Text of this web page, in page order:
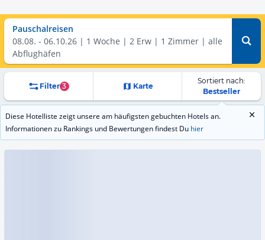
Pauschalreisen
08.08. - 06.10.26 1 Woche 2 Erw | 1 Zimmer
alle
Abflughäfen
Filter 3 Karte
Sortiert nach:
Bestseller
Diese Hotelliste zeigt unsere am häufigsten gebuchten Hotels an.
Informationen zu Rankings und Bewertungen findest Du hier